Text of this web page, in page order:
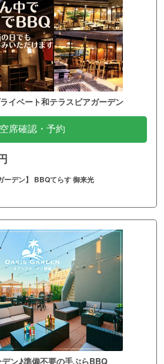
イベート和テラスビアガーデン
空席確認・予約
ーデン】 BBQてらす 御来光
ン♪準備不要の手ぶらBBQ